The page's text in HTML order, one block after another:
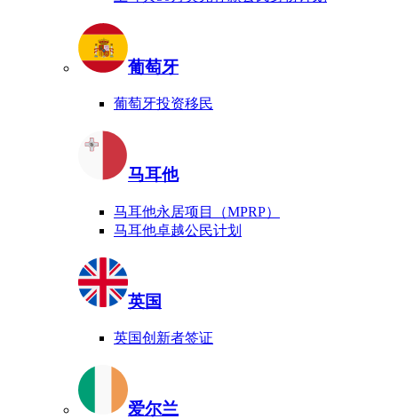
葡萄牙
葡萄牙投资移民
马耳他
马耳他永居项目（MPRP）
马耳他卓越公民计划
英国
英国创新者签证
爱尔兰